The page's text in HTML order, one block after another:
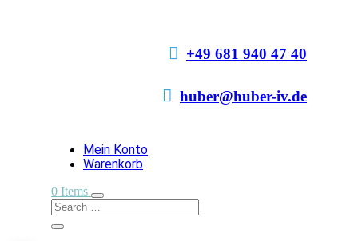
 +49 681 940 47 40
 huber@huber-iv.de
Mein Konto
Warenkorb
0 Items